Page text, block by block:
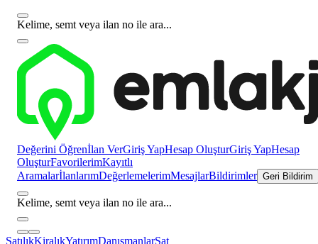
Kelime, semt veya ilan no ile ara...
Değerini Öğrenİlan VerGiriş YapHesap OluşturGiriş YapHesap
OluşturFavorilerimKayıtlı
AramalarİlanlarımDeğerlemelerimMesajlarBildirimler Geri Bildirim
Kelime, semt veya ilan no ile ara...
SatılıkKiralıkYatırımDanışmanlarSat